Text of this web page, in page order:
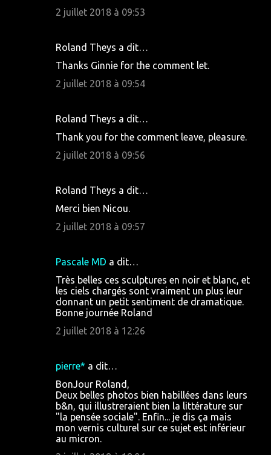
2 juillet 2018 à 09:53
Roland Theys a dit…
Thanks Ginnie for the comment let.
2 juillet 2018 à 09:54
Roland Theys a dit…
Thank you for the comment leave, pleasure.
2 juillet 2018 à 09:56
Roland Theys a dit…
Merci bien Nicou.
2 juillet 2018 à 09:57
Pascale MD a dit…
Très belles ces sculptures en noir et blanc, et
les ciels chargés sont vraiment un plus leur
donnant un petit sentiment de dramatique.
Bonne journée Roland
2 juillet 2018 à 12:26
pierre* a dit…
BonJour Roland,
Deux belles photos bien habillées dans leurs
b&n, qui illustreraient bien la littérature sur
"la pensée sociale". Enfin... je dis ça mais
mon vernis culturel sur ce sujet est inférieur
au micron.